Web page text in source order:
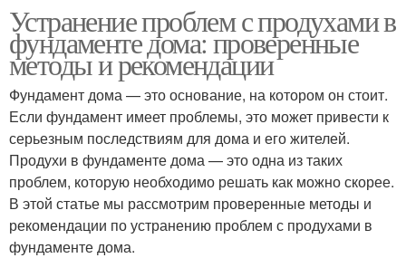
Устранение проблем с продухами в
фундаменте дома: проверенные
методы и рекомендации
Фундамент дома — это основание, на котором он стоит.
Если фундамент имеет проблемы, это может привести к
серьезным последствиям для дома и его жителей.
Продухи в фундаменте дома — это одна из таких
проблем, которую необходимо решать как можно скорее.
В этой статье мы рассмотрим проверенные методы и
рекомендации по устранению проблем с продухами в
фундаменте дома.